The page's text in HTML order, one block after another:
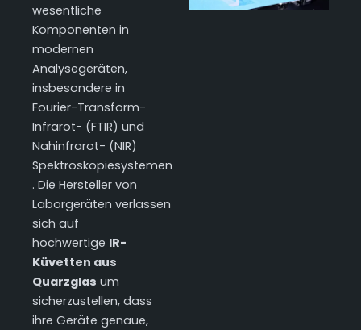
wesentliche
Komponenten in
modernen
Analysegeräten,
insbesondere in
Fourier-Transform-
Infrarot- (FTIR) und
Nahinfrarot- (NIR)
Spektroskopiesystemen
. Die Hersteller von
Laborgeräten verlassen
sich auf
hochwertige IR-
Küvetten aus
Quarzglas um
sicherzustellen, dass
ihre Geräte genaue,